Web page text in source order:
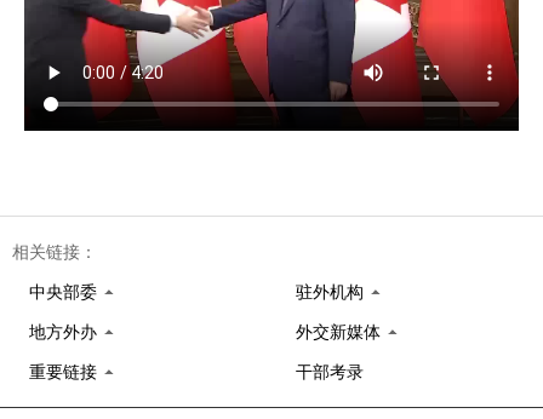
相关链接：
中央部委 驻外机构
地方外办 外交新媒体
重要链接 干部考录